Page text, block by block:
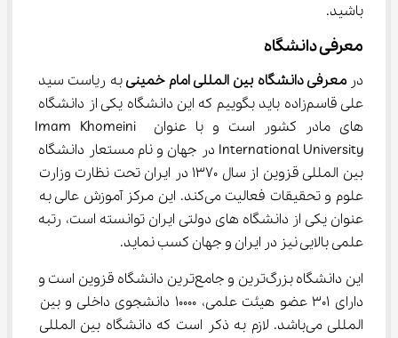
باشید.
معرفی دانشگاه
در معرفی دانشگاه بین المللی امام خمینی به ریاست سید
علی قاسم‌زاده باید بگوییم که این دانشگاه یکی از دانشگاه
های مادر کشور است و با عنوان Imam Khomeini
International University در جهان و نام مستعار دانشگاه
بین المللی قزوین از سال 1370 در ایران تحت نظارت وزارت
علوم و تحقیقات فعالیت می‌کند. این مرکز آموزش عالی به
عنوان یکی از دانشگاه های دولتی ایران توانسته است، رتبه
علمی بالایی نیز در ایران و جهان کسب نماید.
این دانشگاه بزرگ‌ترین و جامع‌ترین دانشگاه قزوین است و
دارای 301 عضو هیئت علمی، 10000 دانشجوی داخلی و بین
المللی می‌باشد. لازم به ذکر است که دانشگاه بین المللی